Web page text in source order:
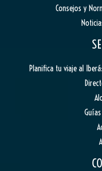
Consejos y
Planifica tu viaje al